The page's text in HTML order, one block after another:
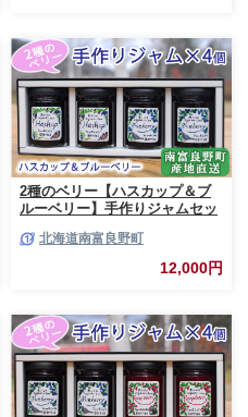
2種のベリー【ハスカップ＆ブ
ルーベリー】手作りジャムセッ
ャム ベリー ハスカップ ブルー
北海道南富良野町
12,000円